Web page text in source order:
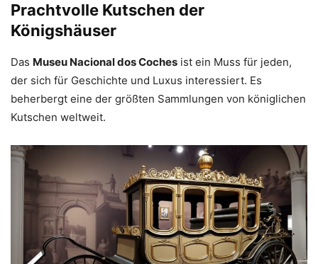
Prachtvolle Kutschen der
Königshäuser
Das Museu Nacional dos Coches ist ein Muss für jeden,
der sich für Geschichte und Luxus interessiert. Es
beherbergt eine der größten Sammlungen von königlichen
Kutschen weltweit.